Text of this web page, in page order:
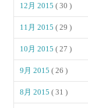
12月 2015( 30 )
11月 2015( 29 )
10月 2015( 27 )
9月 2015( 26 )
8月 2015( 31 )